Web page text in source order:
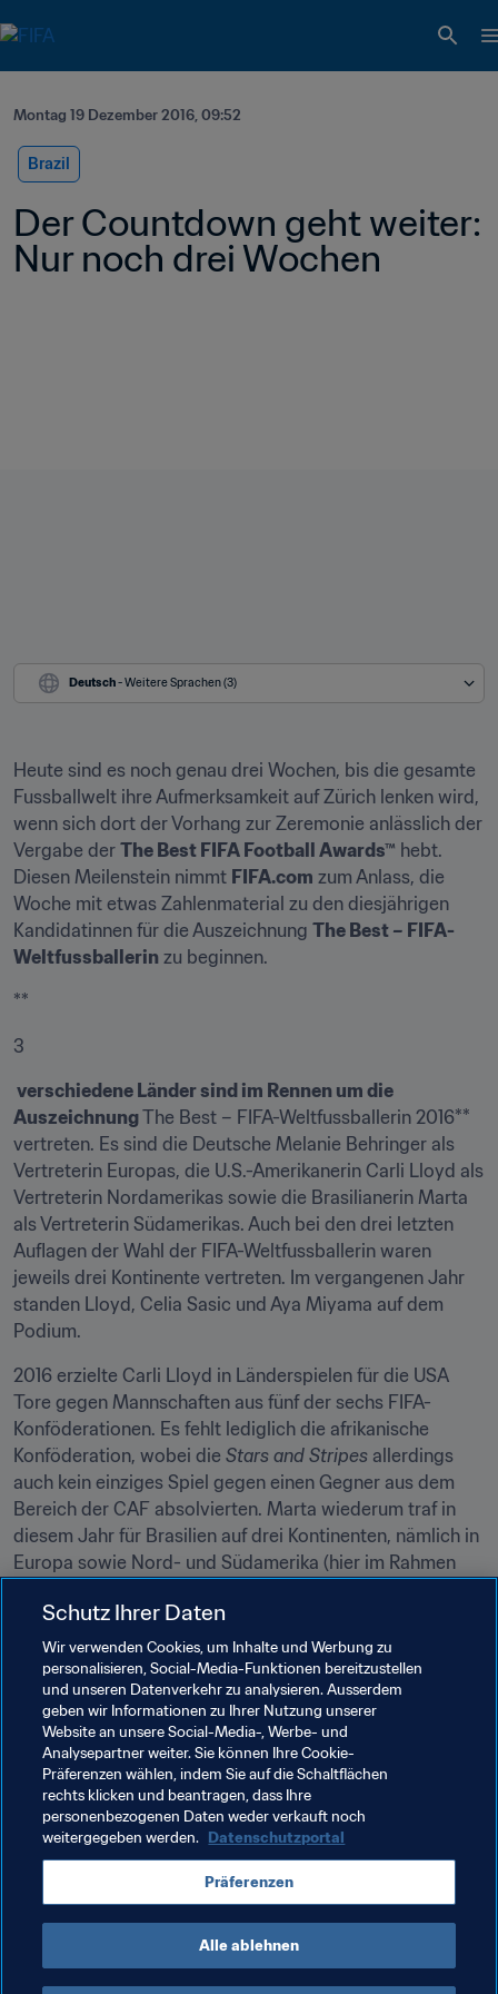
Montag 19 Dezember 2016, 09:52
Brazil
Der Countdown geht weiter:
Nur noch drei Wochen
Deutsch - Weitere Sprachen (3)
Heute sind es noch genau drei Wochen, bis die gesamte
Fussballwelt ihre Aufmerksamkeit auf Zürich lenken wird,
wenn sich dort der Vorhang zur Zeremonie anlässlich der
Vergabe der The Best FIFA Football Awards™ hebt.
Diesen Meilenstein nimmt FIFA.com zum Anlass, die
Woche mit etwas Zahlenmaterial zu den diesjährigen
Kandidatinnen für die Auszeichnung The Best – FIFA-
Weltfussballerin zu beginnen.
**
3
Auszeichnung The Best – FIFA-Weltfussballerin 2016**
vertreten. Es sind die Deutsche Melanie Behringer als
Vertreterin Europas, die U.S.-Amerikanerin Carli Lloyd als
Vertreterin Nordamerikas sowie die Brasilianerin Marta
als Vertreterin Südamerikas. Auch bei den drei letzten
Auflagen der Wahl der FIFA-Weltfussballerin waren
jeweils drei Kontinente vertreten. Im vergangenen Jahr
standen Lloyd, Celia Sasic und Aya Miyama auf dem
Podium.
2016 erzielte Carli Lloyd in Länderspielen für die USA
Tore gegen Mannschaften aus fünf der sechs FIFA-
Konföderationen. Es fehlt lediglich die afrikanische
Konföderation, wobei die Stars and Stripes allerdings
auch kein einziges Spiel gegen einen Gegner aus dem
Bereich der CAF absolvierten. Marta wiederum traf in
diesem Jahr für Brasilien auf drei Kontinenten, nämlich in
Europa sowie Nord- und Südamerika (hier im Rahmen
Länderspieltore des Jahres alle beim Olympischen
Fussballturnier der Frauen, allerdings verstreut über das
riesige Land in vier verschiedenen Stadien.
Verwandte Dokumente
Verwandte Themen
Brazil Germany USA UEFA Concacaf
CONMEBOL
Schutz Ihrer Daten
Wir verwenden Cookies, um Inhalte und Werbung zu
personalisieren, Social-Media-Funktionen bereitzustellen
und unseren Datenverkehr zu analysieren. Ausserdem
geben wir Informationen zu Ihrer Nutzung unserer
Website an unsere Social-Media-, Werbe- und
Analysepartner weiter. Sie können Ihre Cookie-
Präferenzen wählen, indem Sie auf die Schaltflächen
rechts klicken und beantragen, dass Ihre
personenbezogenen Daten weder verkauft noch
weitergegeben werden. Datenschutzportal
Präferenzen
Alle ablehnen